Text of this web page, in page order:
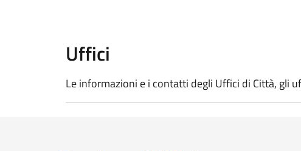
Uffici
Le informazioni e i contatti degli Uffici di Città, gli